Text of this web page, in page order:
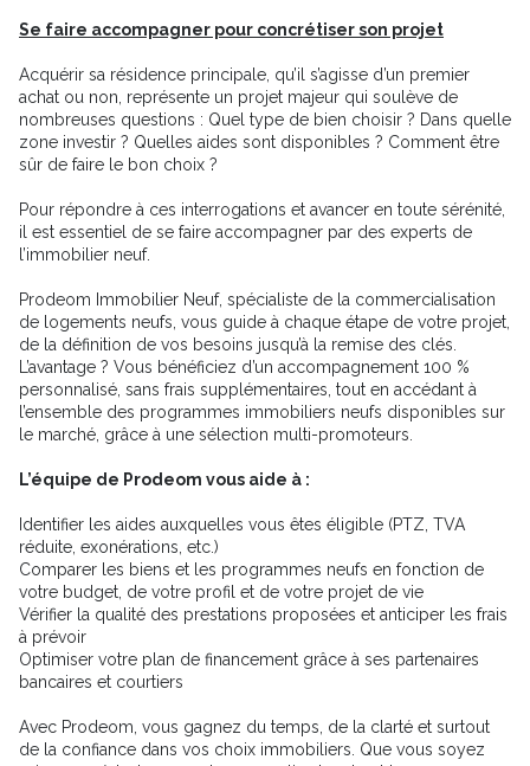
Se faire accompagner pour concrétiser son projet
Acquérir sa résidence principale, qu’il s’agisse d’un premier
achat ou non, représente un projet majeur qui soulève de
nombreuses questions : Quel type de bien choisir ? Dans quelle
zone investir ? Quelles aides sont disponibles ? Comment être
sûr de faire le bon choix ?
Pour répondre à ces interrogations et avancer en toute sérénité,
il est essentiel de se faire accompagner par des experts de
l’immobilier neuf.
Prodeom Immobilier Neuf, spécialiste de la commercialisation
de logements neufs, vous guide à chaque étape de votre projet,
de la définition de vos besoins jusqu’à la remise des clés.
L’avantage ? Vous bénéficiez d’un accompagnement 100 %
personnalisé, sans frais supplémentaires, tout en accédant à
l’ensemble des programmes immobiliers neufs disponibles sur
le marché, grâce à une sélection multi-promoteurs.
L’équipe de Prodeom vous aide à :
Identifier les aides auxquelles vous êtes éligible (PTZ, TVA
réduite, exonérations, etc.)
Comparer les biens et les programmes neufs en fonction de
votre budget, de votre profil et de votre projet de vie
Vérifier la qualité des prestations proposées et anticiper les frais
à prévoir
Optimiser votre plan de financement grâce à ses partenaires
bancaires et courtiers
Avec Prodeom, vous gagnez du temps, de la clarté et surtout
de la confiance dans vos choix immobiliers. Que vous soyez